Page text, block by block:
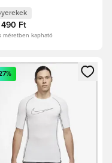
490 Ft
méretben kapható
vagy a tagként
egy modált a